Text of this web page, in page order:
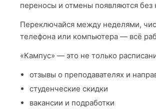
переносы и отмены появляются без
Переключайся между неделями,
телефона или компьютера — всё
«Кампус» — это не только
отзывы о преподавателях и
студенческие скидки
вакансии и подработки